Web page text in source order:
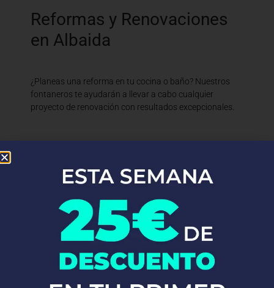
Reformas y Renovaciones
en Albaida
¿Planeas una reforma en tu cocina o baño? Nuestros
fontaneros te ayudarán a llevar a cabo cualquier
proyecto de renovación con resultados excepcionales.
En Fontaneros 24h Albaida, brindamos una completa gama de
sea una emergencia o un mantenimiento rutinario, estamos
disponibles para asistirte las 24 horas del día, los 7 días de la
semana. A continuación, te mostramos algunos de nuestros
servicios más populares: